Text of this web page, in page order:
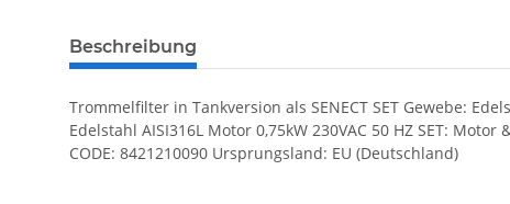
Beschreibung
Trommelfilter in Tankversion als SENECT SET Gewebe:
Edelstahl AISI316L Motor 0,75kW 230VAC 50 HZ SET:
CODE: 8421210090 Ursprungsland: EU (Deutschland)